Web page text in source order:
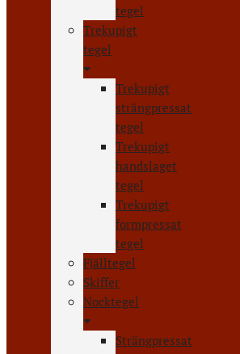
tegel
Trekupigt
tegel
Trekupigt
strängpressat
tegel
Trekupigt
handslaget
tegel
Trekupigt
formpressat
tegel
Fjälltegel
Skiffer
Nocktegel
Strängpressat